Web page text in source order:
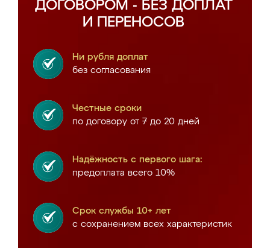
ДОГОВОРОМ - БЕЗ ДОПЛАТ
И ПЕРЕНОСОВ
Ни рубля доплат
без согласования
Честные сроки
по договору от 7 до 20 дней
Надёжность с первого шага:
предоплата всего 10%
Срок службы 10+ лет
с сохранением всех характеристик